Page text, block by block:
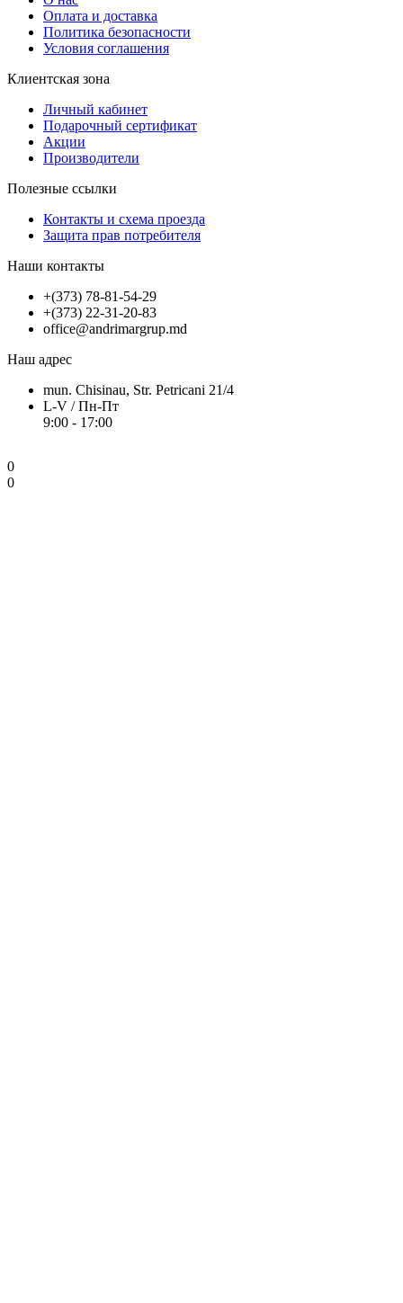
Оплата и доставка
Политика безопасности
Условия соглашения
Клиентская зона
Личный кабинет
Подарочный сертификат
Акции
Производители
Полезные ссылки
Контакты и схема проезда
Защита прав потребителя
Наши контакты
+(373) 78-81-54-29
+(373) 22-31-20-83
office@andrimargrup.md
Наш адрес
mun. Chisinau, Str. Petricani 21/4
L-V / Пн-Пт
9:00 - 17:00
0
0